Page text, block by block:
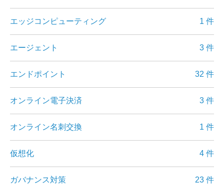
エッジコンピューティング 1 件
エージェント 3 件
エンドポイント 32 件
オンライン電子決済 3 件
オンライン名刺交換 1 件
仮想化 4 件
ガバナンス対策 23 件